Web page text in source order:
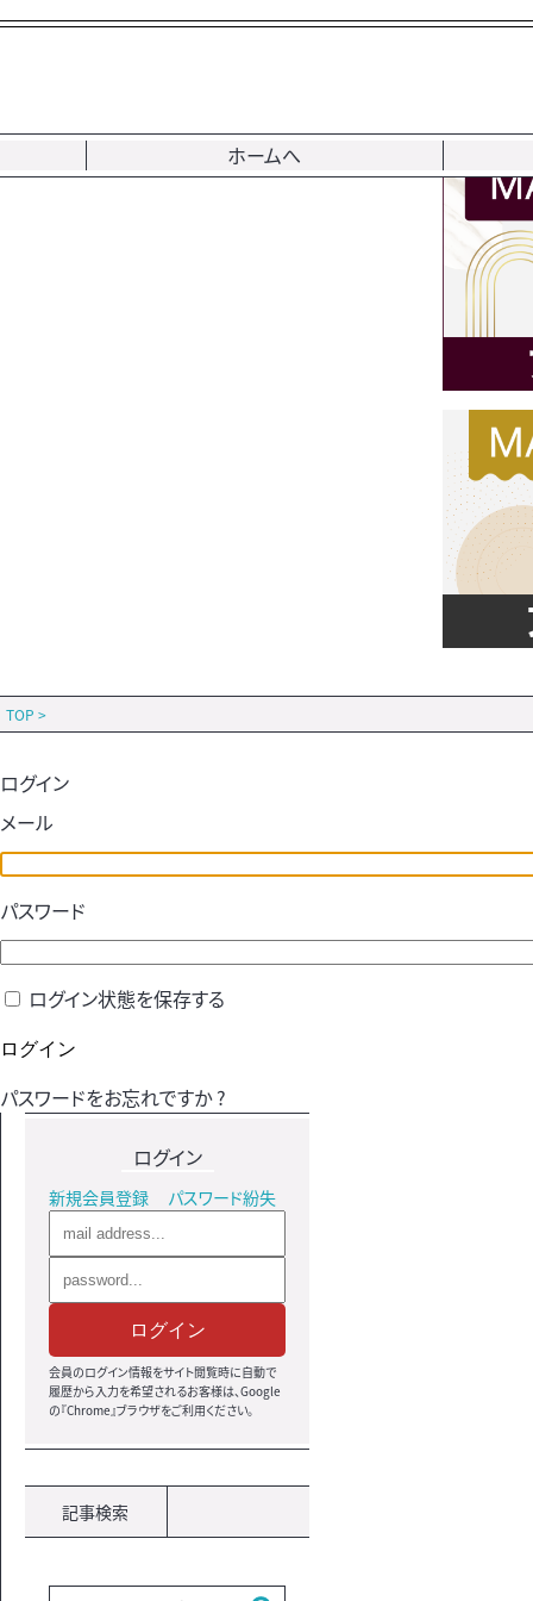
ホームへ
TOP >
ログイン
メール
パスワード
ログイン状態を保存する
ログイン
パスワードをお忘れですか ?
ログイン
新規会員登録 パスワード紛失
ログイン
会員のログイン情報をサイト閲覧時に自動で
履歴から入力を希望されるお客様は、Google
の『Chrome』ブラウザをご利用ください。
記事検索